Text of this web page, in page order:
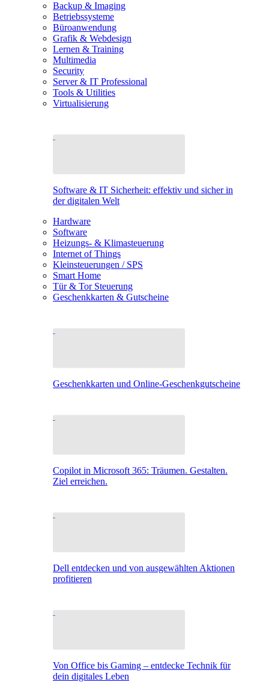
Backup & Imaging
Betriebssysteme
Büroanwendung
Grafik & Webdesign
Lernen & Training
Multimedia
Security
Server & IT Professional
Tools & Utilities
Virtualisierung
Software & IT Sicherheit: effektiv und sicher in
der digitalen Welt
Hardware
Software
Heizungs- & Klimasteuerung
Internet of Things
Kleinsteuerungen / SPS
Smart Home
Tür & Tor Steuerung
Geschenkkarten & Gutscheine
Geschenkkarten und Online-Geschenkgutscheine
Copilot in Microsoft 365: Träumen. Gestalten.
Ziel erreichen.
Dell entdecken und von ausgewählten Aktionen
profitieren
Von Office bis Gaming – entdecke Technik für
dein digitales Leben